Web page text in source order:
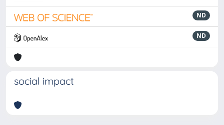
ND
ND
social impact